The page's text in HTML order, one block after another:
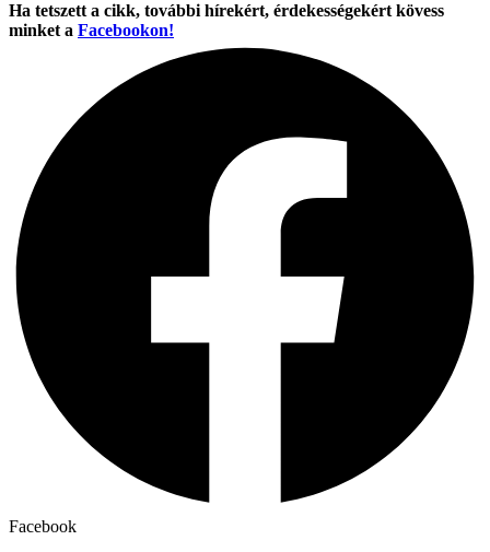
Ha tetszett a cikk, további hírekért, érdekességekért kövess
minket a Facebookon!
Facebook